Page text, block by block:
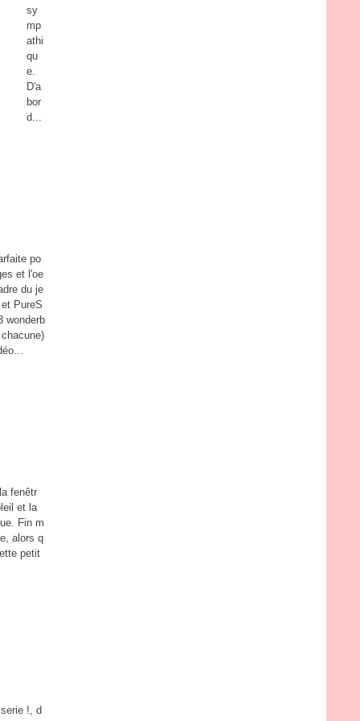
sy
mp
athi
qu
e.
D'a
bor
d...
po
et l'oe
du je
PureS
wonderb
fenêtr
et la
Fin m
alors q
petit
!, d